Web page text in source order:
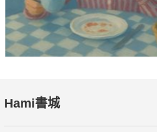
Hami書城